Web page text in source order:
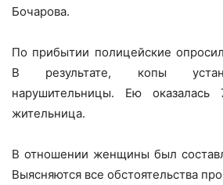
Бочарова.
По прибытии полицейские
В результате, копы
нарушительницы. Ею оказалась
жительница.
В отношении женщины был
Выясняются все обстоятельства